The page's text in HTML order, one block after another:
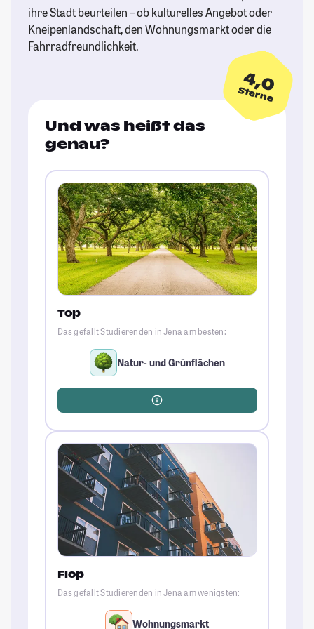
ihre Stadt beurteilen – ob kulturelles Angebot oder
Kneipenlandschaft, den Wohnungsmarkt oder die
Fahrradfreundlichkeit.
4,0
Sterne
Und was heißt das
genau?
Top
Das gefällt Studierenden in Jena am besten:
Natur- und Grünflächen
Flop
Das gefällt Studierenden in Jena am wenigsten:
Wohnungsmarkt